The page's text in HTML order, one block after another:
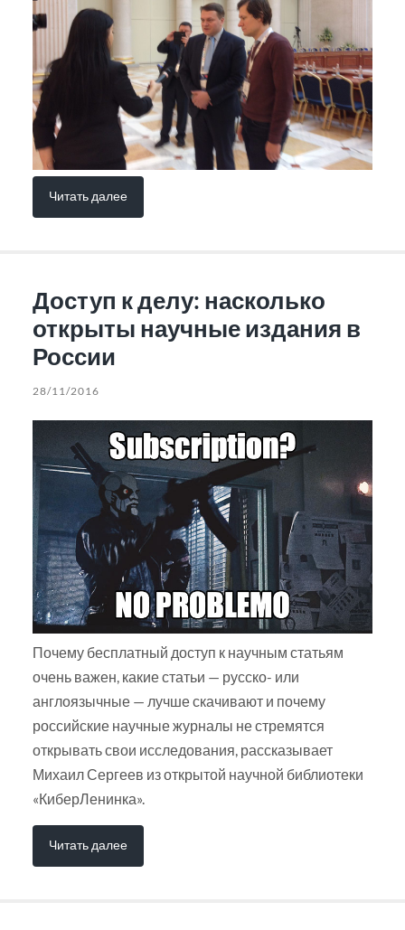
Читать далее
Доступ к делу: насколько
открыты научные издания в
России
28/11/2016
Почему бесплатный доступ к научным статьям
очень важен, какие статьи — русско- или
англоязычные — лучше скачивают и почему
российские научные журналы не стремятся
открывать свои исследования, рассказывает
Михаил Сергеев из открытой научной библиотеки
«КиберЛенинка».
Читать далее